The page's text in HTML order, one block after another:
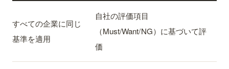
すべての企業に同じ
基準を適用
自社の評価項目
（Must/Want/NG）に基づいて評
価